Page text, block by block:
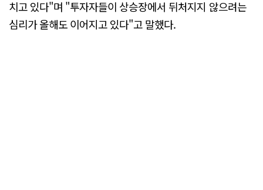
치고 있다"며 "투자자들이 상승장에서 뒤처지지 않으려는
심리가 올해도 이어지고 있다"고 말했다.